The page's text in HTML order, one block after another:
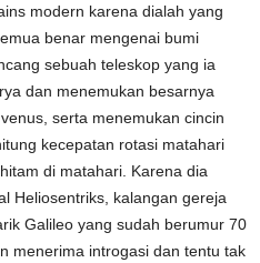
modern karena dialah yang
benar mengenai bumi
sebuah teleskop yang ia
dan menemukan besarnya
serta menemukan cincin
kecepatan rotasi matahari
di matahari. Karena dia
Heliosentriks, kalangan gereja
Galileo yang sudah berumur 70
menerima introgasi dan tentu tak